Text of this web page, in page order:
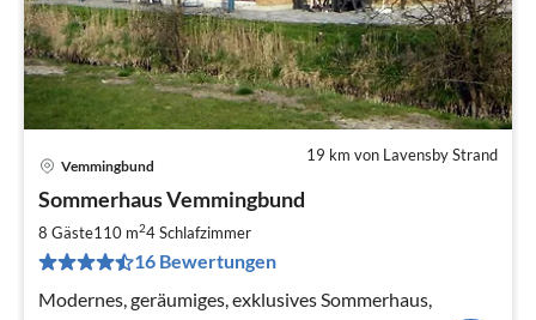
19 km von Lavensby Strand
Vemmingbund
Sommerhaus Vemmingbund
8 Gäste110 m24Schlafzimmer
16 Bewertungen
Modernes, geräumiges, exklusives Sommerhaus,